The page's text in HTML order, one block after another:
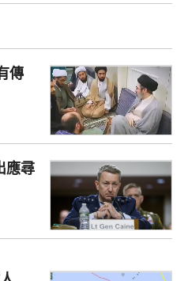
應尋